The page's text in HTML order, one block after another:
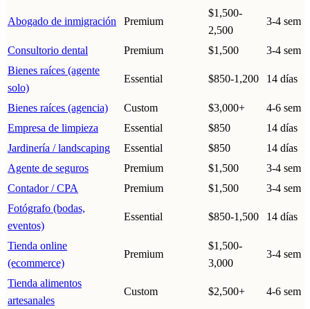
Abogado de inmigración Premium
$1,500-
2,500
3-4 sem
Consultorio dental Premium $1,500
3-4 sem
Bienes raíces (agente
solo)
Essential $850-1,200 14 días
Bienes raíces (agencia) Custom $3,000+
4-6 sem
Empresa de limpieza
Essential $850
14 días
Jardinería / landscaping
Essential $850
14 días
Agente de seguros
Premium $1,500
3-4 sem
Contador / CPA
Premium $1,500
3-4 sem
Fotógrafo (bodas,
eventos)
Essential $850-1,500 14 días
Tienda online
(ecommerce)
Premium
$1,500-
3,000
3-4 sem
Tienda alimentos
artesanales
Custom $2,500+ 4-6 sem